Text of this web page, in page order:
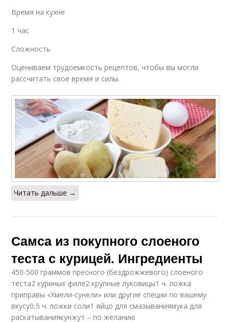
Время на кухне
1 час
Сложность
Оцениваем трудоемкость рецептов, чтобы вы могли
рассчитать свое время и силы.
Читать дальше →
Самса из покупного слоеного
теста с курицей. Ингредиенты
450-500 граммов пресного (бездрожжевого) слоеного
теста2 куриных филе2 крупные луковицы1 ч. ложка
приправы «Хмели-сунели» или другие специи по вашему
вкусу0,5 ч. ложки соли1 яйцо для смазываниямука для
раскатываниякунжут – по желанию